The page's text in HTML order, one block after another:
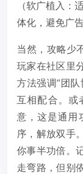
（软广植入：
体化，避免广告
当然，攻略少
玩家在社区里
方法强调“团
互相配合。或
意，这是通用
序，解放双手
你事半功倍。
走弯路，但别